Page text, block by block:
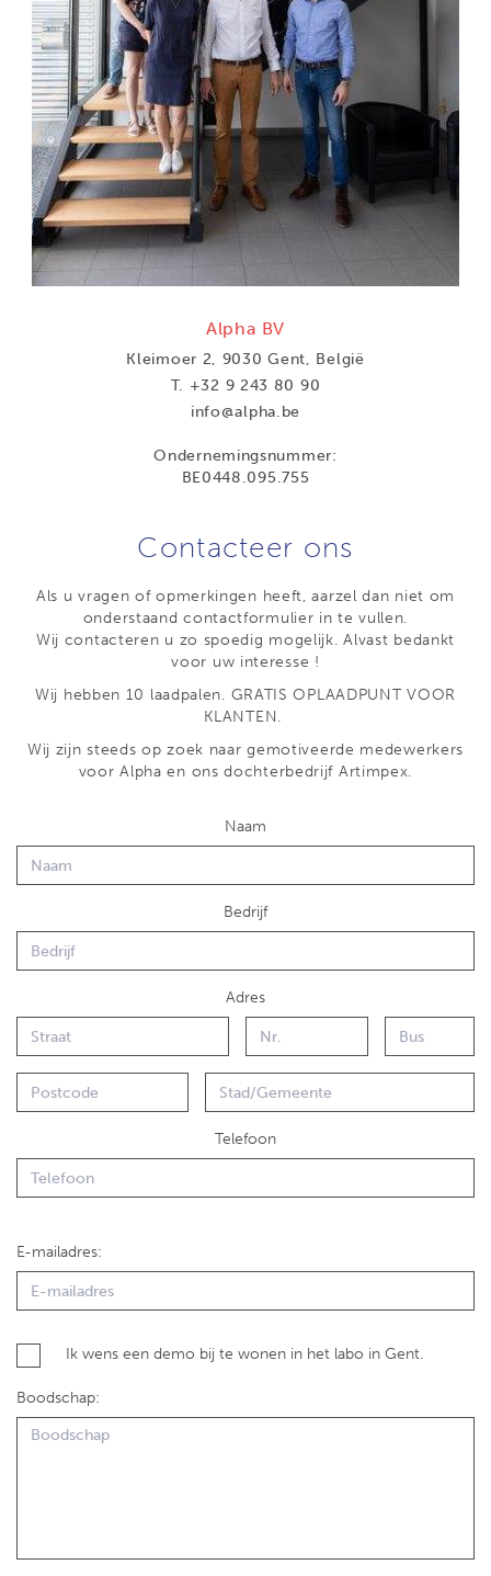
Alpha BV
Kleimoer 2, 9030 Gent, België
T. +32 9 243 80 90
info@alpha.be
Ondernemingsnummer:
BE0448.095.755
Contacteer ons
Als u vragen of opmerkingen heeft, aarzel dan niet om
onderstaand contactformulier in te vullen.
Wij contacteren u zo spoedig mogelijk. Alvast bedankt
voor uw interesse !
Wij hebben 10 laadpalen. GRATIS OPLAADPUNT VOOR
KLANTEN.
Wij zijn steeds op zoek naar gemotiveerde medewerkers
voor Alpha en ons dochterbedrijf Artimpex.
Naam
Bedrijf
Adres
Telefoon
E-mailadres:
Ik wens een demo bij te wonen in het labo in Gent.
Boodschap: